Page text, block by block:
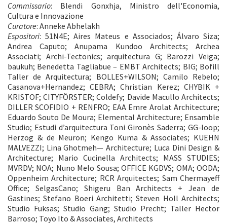
Commissario: Blendi Gonxhja, Ministro dell'Economia,
Cultura e Innovazione
Curatore: Anneke Abhelakh
Espositori: 51N4E; Aires Mateus e Associados; Álvaro Siza;
Andrea Caputo; Anupama Kundoo Architects; Archea
Associati; Archi-Tectonics; arquitectura G; Barozzi Veiga;
baukuh; Benedetta Tagliabue – EMBT Architects; BIG; Bofill
Taller de Arquitectura; BOLLES+WILSON; Camilo Rebelo;
Casanova+Hernandez; CEBRA; Christian Kerez; CHYBIK +
KRISTOF; CITYFÖRSTER; Coldefy; Davide Macullo Architects;
DILLER SCOFIDIO + RENFRO; EAA Emre Arolat Architecture;
Eduardo Souto De Moura; Elemental Architecture; Ensamble
Studio; Estudi d’arquitectura Toni Gironès Saderra; GG-loop;
Herzog & de Meuron; Kengo Kuma & Associates; KUEHN
MALVEZZI; Lina Ghotmeh— Architecture; Luca Dini Design &
Architecture; Mario Cucinella Architects; MASS STUDIES;
MVRDV; NOA; Nuno Melo Sousa; OFFICE KGDVS; OMA; OODA;
Oppenheim Architecture; RCR Arquitectes; Sam Chermayeff
Office; SelgasCano; Shigeru Ban Architects + Jean de
Gastines; Stefano Boeri Architetti; Steven Holl Architects;
Studio Fuksas; Studio Gang; Studio Precht; Taller Hector
Barroso; Toyo Ito & Associates, Architects